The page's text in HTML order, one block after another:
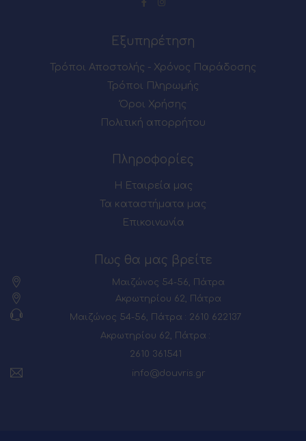
Εξυπηρέτηση
Τρόποι Αποστολής - Χρόνος Παράδοσης
Τρόποι Πληρωμής
Όροι Χρήσης
Πολιτική απορρήτου
Πληροφορίες
Η Εταιρεία μας
Τα καταστήματα μας
Επικοινωνία
Πως θα μας βρείτε
Μαιζώνος 54-56, Πάτρα
Ακρωτηρίου 62, Πάτρα
Μαιζώνος 54-56, Πάτρα : 2610 622137
Ακρωτηρίου 62, Πάτρα :
2610 361541
info@douvris.gr